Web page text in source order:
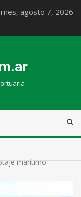
agosto 7, 2026
marítimo